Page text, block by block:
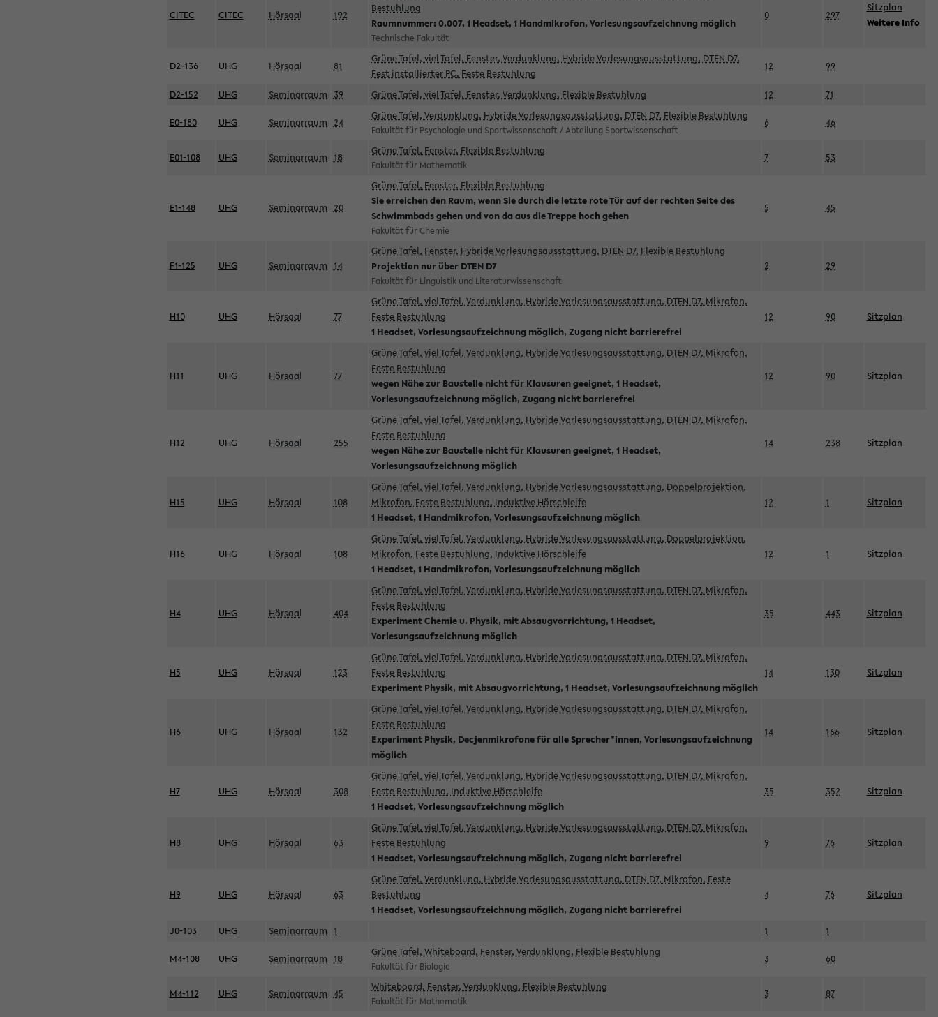
CITEC CITEC Hörsaal 192
Bestuhlung
Raumnummer: 0.007, 1 Headset, 1 Handmikrofon, Vorlesungsaufzeichnung möglich
Technische Fakultät
0 297
Sitzplan
Weitere Info
D2-136 UHG Hörsaal 81
Grüne Tafel, viel Tafel, Fenster, Verdunklung, Hybride Vorlesungsausstattung, DTEN D7,
Fest installierter PC, Feste Bestuhlung
12 99
D2-152 UHG Seminarraum 39 Grüne Tafel, viel Tafel, Fenster, Verdunklung, Flexible Bestuhlung 12 71
E0-180 UHG Seminarraum 24
Grüne Tafel, Verdunklung, Hybride Vorlesungsausstattung, DTEN D7, Flexible Bestuhlung
Fakultät für Psychologie und Sportwissenschaft / Abteilung Sportwissenschaft
6 46
E01-108 UHG Seminarraum 18
Grüne Tafel, Fenster, Flexible Bestuhlung
Fakultät für Mathematik
7 53
E1-148 UHG Seminarraum 20
Grüne Tafel, Fenster, Flexible Bestuhlung
Sie erreichen den Raum, wenn Sie durch die letzte rote Tür auf der rechten Seite des
Schwimmbads gehen und von da aus die Treppe hoch gehen
Fakultät für Chemie
5 45
F1-125 UHG Seminarraum 14
Grüne Tafel, Fenster, Hybride Vorlesungsausstattung, DTEN D7, Flexible Bestuhlung
Projektion nur über DTEN D7
Fakultät für Linguistik und Literaturwissenschaft
2 29
H10 UHG Hörsaal 77
Grüne Tafel, viel Tafel, Verdunklung, Hybride Vorlesungsausstattung, DTEN D7, Mikrofon,
Feste Bestuhlung
1 Headset, Vorlesungsaufzeichnung möglich, Zugang nicht barrierefrei
12 90 Sitzplan
H11 UHG Hörsaal 77
Grüne Tafel, viel Tafel, Verdunklung, Hybride Vorlesungsausstattung, DTEN D7, Mikrofon,
Feste Bestuhlung
wegen Nähe zur Baustelle nicht für Klausuren geeignet, 1 Headset,
Vorlesungsaufzeichnung möglich, Zugang nicht barrierefrei
12 90 Sitzplan
H12 UHG Hörsaal 255
Grüne Tafel, viel Tafel, Verdunklung, Hybride Vorlesungsausstattung, DTEN D7, Mikrofon,
Feste Bestuhlung
wegen Nähe zur Baustelle nicht für Klausuren geeignet, 1 Headset,
Vorlesungsaufzeichnung möglich
14 238 Sitzplan
H15 UHG Hörsaal 108
Grüne Tafel, viel Tafel, Verdunklung, Hybride Vorlesungsausstattung, Doppelprojektion,
Mikrofon, Feste Bestuhlung, Induktive Hörschleife
1 Headset, 1 Handmikrofon, Vorlesungsaufzeichnung möglich
12 1 Sitzplan
H16 UHG Hörsaal 108
Grüne Tafel, viel Tafel, Verdunklung, Hybride Vorlesungsausstattung, Doppelprojektion,
Mikrofon, Feste Bestuhlung, Induktive Hörschleife
1 Headset, 1 Handmikrofon, Vorlesungsaufzeichnung möglich
12 1 Sitzplan
H4 UHG Hörsaal 404
Grüne Tafel, viel Tafel, Verdunklung, Hybride Vorlesungsausstattung, DTEN D7, Mikrofon,
Feste Bestuhlung
Experiment Chemie u. Physik, mit Absaugvorrichtung, 1 Headset,
Vorlesungsaufzeichnung möglich
35 443 Sitzplan
H5 UHG Hörsaal 123
Grüne Tafel, viel Tafel, Verdunklung, Hybride Vorlesungsausstattung, DTEN D7, Mikrofon,
Feste Bestuhlung
Experiment Physik, mit Absaugvorrichtung, 1 Headset, Vorlesungsaufzeichnung möglich
14 130 Sitzplan
H6 UHG Hörsaal 132
Grüne Tafel, viel Tafel, Verdunklung, Hybride Vorlesungsausstattung, DTEN D7, Mikrofon,
Feste Bestuhlung
Experiment Physik, Decjenmikrofone für alle Sprecher*innen, Vorlesungsaufzeichnung
möglich
14 166 Sitzplan
H7 UHG Hörsaal 308
Grüne Tafel, viel Tafel, Verdunklung, Hybride Vorlesungsausstattung, DTEN D7, Mikrofon,
Feste Bestuhlung, Induktive Hörschleife
1 Headset, Vorlesungsaufzeichnung möglich
35 352 Sitzplan
H8 UHG Hörsaal 63
Grüne Tafel, viel Tafel, Verdunklung, Hybride Vorlesungsausstattung, DTEN D7, Mikrofon,
Feste Bestuhlung
1 Headset, Vorlesungsaufzeichnung möglich, Zugang nicht barrierefrei
9 76 Sitzplan
H9 UHG Hörsaal 63
Grüne Tafel, Verdunklung, Hybride Vorlesungsausstattung, DTEN D7, Mikrofon, Feste
Bestuhlung
1 Headset, Vorlesungsaufzeichnung möglich, Zugang nicht barrierefrei
4 76 Sitzplan
J0-103 UHG Seminarraum 1 1 1
M4-108 UHG Seminarraum 18
Grüne Tafel, Whiteboard, Fenster, Verdunklung, Flexible Bestuhlung
Fakultät für Biologie
3 60
M4-112 UHG Seminarraum 45
Whiteboard, Fenster, Verdunklung, Flexible Bestuhlung
Fakultät für Mathematik
3 87